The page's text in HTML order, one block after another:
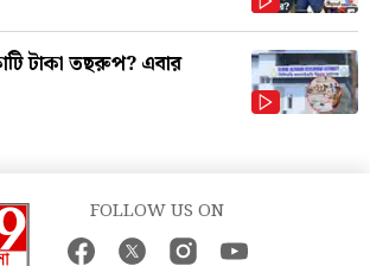
টাকা তছরুপ? এবার
FOLLOW US ON